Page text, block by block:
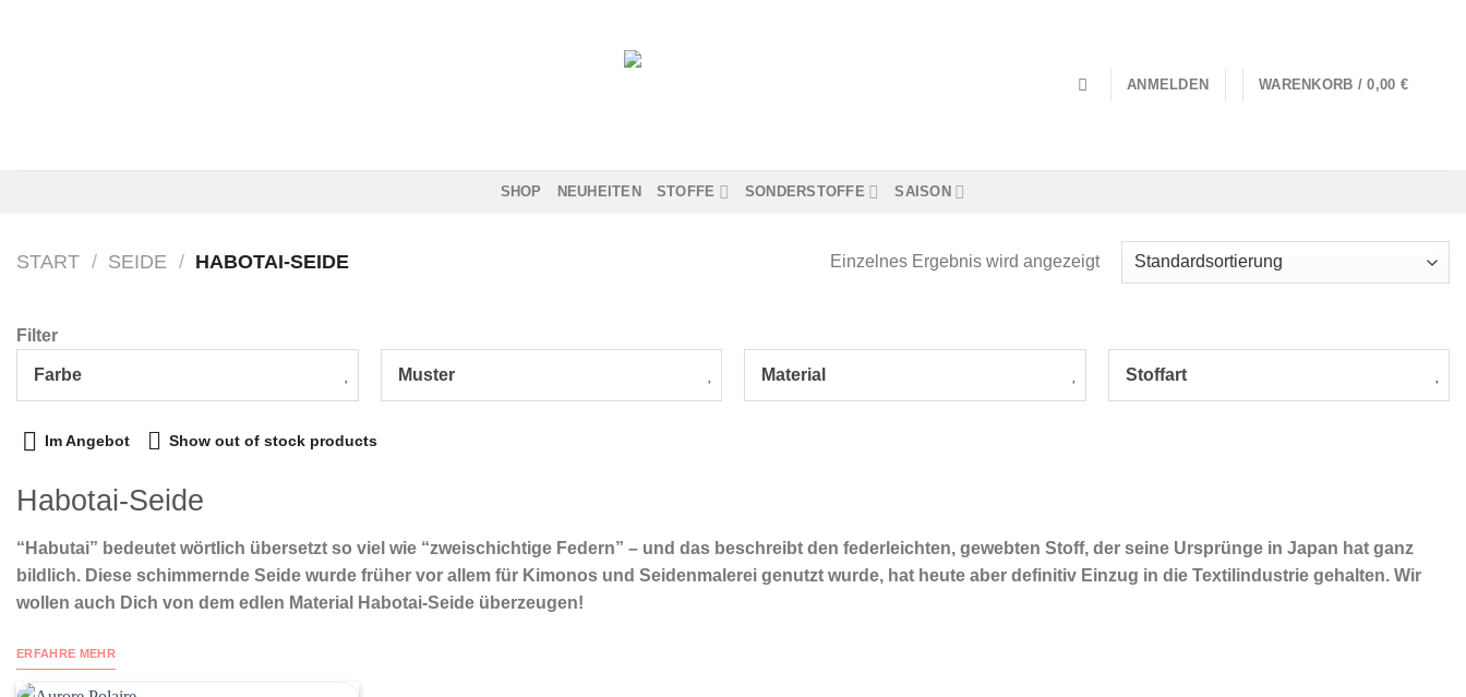
ANMELDEN WARENKORB /0,00 €
SHOP NEUHEITEN STOFFE SONDERSTOFFE SAISON
START / SEIDE / HABOTAI-SEIDE Einzelnes Ergebnis wird angezeigt
Filter
Farbe Muster Material Stoffart
Im Angebot Show out of stock products
Habotai-Seide
“Habutai” bedeutet wörtlich übersetzt so viel wie “zweischichtige Federn” – und das beschreibt den federleichten, gewebten Stoff, der seine Ursprünge in Japan hat ganz
bildlich. Diese schimmernde Seide wurde früher vor allem für Kimonos und Seidenmalerei genutzt wurde, hat heute aber definitiv Einzug in die Textilindustrie gehalten. Wir
wollen auch Dich von dem edlen Material Habotai-Seide überzeugen!
ERFAHRE MEHR